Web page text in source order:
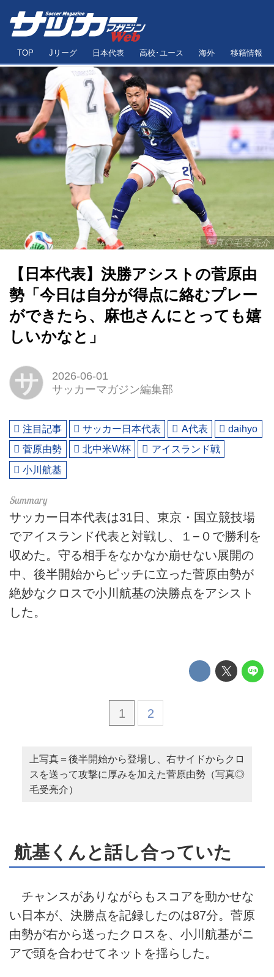
TOP Jリーグ 日本代表 高校･ユース 海外 移籍情報
写真◎毛受亮介
【日本代表】決勝アシストの菅原由
勢「今日は自分が得点に絡むプレー
ができたら、麻也さんにとっても嬉
しいかなと」
サ
2026-06-01
サッカーマガジン編集部
注目記事 サッカー日本代表 A代表
daihyo
菅原由勢
北中米W杯
アイスランド戦
小川航基
サッカー日本代表は31日、東京・国立競技場
でアイスランド代表と対戦し、１−０で勝利を
収めた。守る相手をなかなか崩せない展開の
中、後半開始からピッチに立った菅原由勢が
絶妙なクロスで小川航基の決勝点をアシスト
した。
1 2
上写真＝後半開始から登場し、右サイドからクロ
スを送って攻撃に厚みを加えた菅原由勢（写真◎
毛受亮介）
航基くんと話し合っていた
チャンスがありながらもスコアを動かせな
い日本が、決勝点を記録したのは87分。菅原
由勢が右から送ったクロスを、小川航基がニ
アで頭を合わせてネットを揺らした。